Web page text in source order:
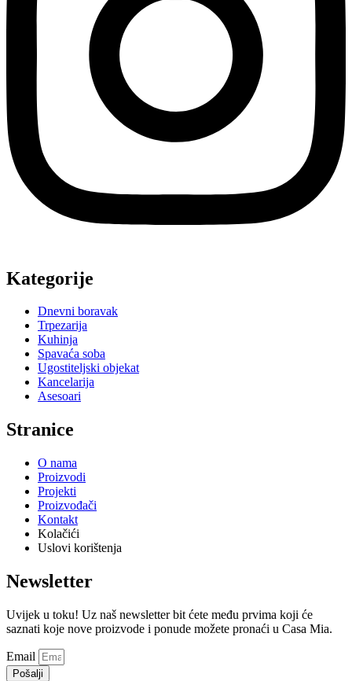
Kategorije
Dnevni boravak
Trpezarija
Kuhinja
Spavaća soba
Ugostiteljski objekat
Kancelarija
Asesoari
Stranice
O nama
Proizvodi
Projekti
Proizvođači
Kontakt
Kolačići
Uslovi korištenja
Newsletter
Uvijek u toku! Uz naš newsletter bit ćete među prvima koji će
saznati koje nove proizvode i ponude možete pronaći u Casa Mia.
Email
Pošalji